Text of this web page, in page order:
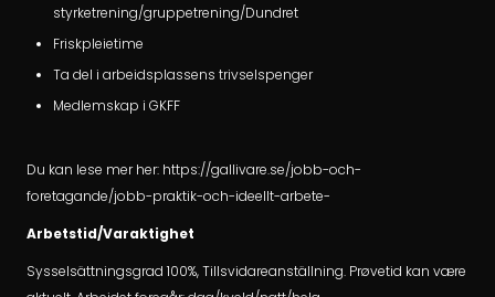
styrketrening/gruppetrening/Dundret
Friskpleietime
Ta del i arbeidsplassens trivselspenger
Medlemskap i GKFF
Du kan lese mer her: https://gallivare.se/jobb-och-
foretagande/jobb-praktik-och-ideellt-arbete-
Arbetstid/Varaktighet
Sysselsättningsgrad 100%, Tillsvidareanställning. Prøvetid kan være